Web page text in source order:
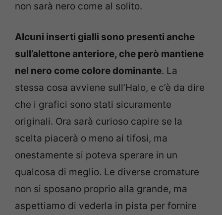
non sarà nero come al solito.
Alcuni inserti gialli sono presenti anche
sull’alettone anteriore, che però mantiene
nel nero come colore dominante. La
stessa cosa avviene sull’Halo, e c’è da dire
che i grafici sono stati sicuramente
originali. Ora sarà curioso capire se la
scelta piacerà o meno ai tifosi, ma
onestamente si poteva sperare in un
qualcosa di meglio. Le diverse cromature
non si sposano proprio alla grande, ma
aspettiamo di vederla in pista per fornire